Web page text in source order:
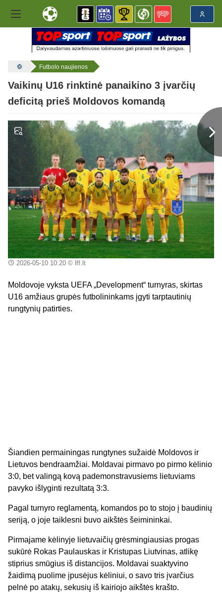
Futbolo naujienos
Vaikinų U16 rinktinė panaikino 3 įvarčių
deficitą prieš Moldovos komandą
2026-05-10 10:20© lff.lt
Moldovoje vyksta UEFA „Development“ turnyras, skirtas
U16 amžiaus grupės futbolininkams įgyti tarptautinių
rungtynių patirties.
Šiandien permainingas rungtynes sužaidė Moldovos ir
Lietuvos bendraamžiai. Moldavai pirmavo po pirmo kėlinio
3:0, bet valingą kovą pademonstravusiems lietuviams
pavyko išlyginti rezultatą 3:3.
Pagal turnyro reglamentą, komandos po to stojo į baudinių
seriją, o joje taiklesni buvo aikštės šeimininkai.
Pirmajame kėlinyje lietuvaičių grėsmingiausias progas
sukūrė Rokas Paulauskas ir Kristupas Liutvinas, atlikę
stiprius smūgius iš distancijos. Moldavai suaktyvino
žaidimą puolime įpusėjus kėliniui, o savo tris įvarčius
pelnė po atakų, sekusių iš kairiojo aikštės krašto.